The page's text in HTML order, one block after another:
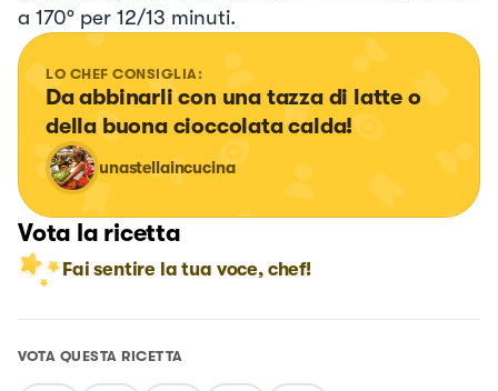
a 170° per 12/13 minuti.
LO CHEF CONSIGLIA:
Da abbinarli con una tazza di latte o
della buona cioccolata calda!
unastellaincucina
Vota la ricetta
Fai sentire la tua voce, chef!
VOTA QUESTA RICETTA